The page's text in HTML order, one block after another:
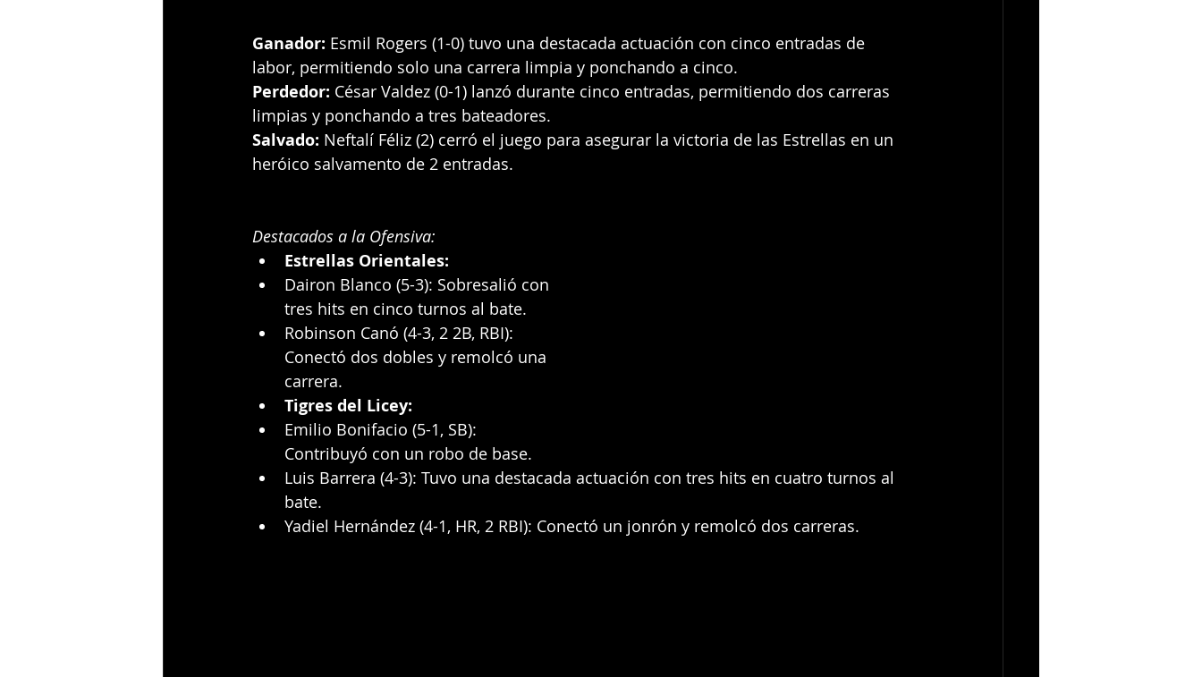
Ganador: Esmil Rogers (1-0) tuvo una destacada actuación con cinco entradas de
labor, permitiendo solo una carrera limpia y ponchando a cinco.
Perdedor: César Valdez (0-1) lanzó durante cinco entradas, permitiendo dos carreras
limpias y ponchando a tres bateadores.
Salvado: Neftalí Féliz (2) cerró el juego para asegurar la victoria de las Estrellas en un
heróico salvamento de 2 entradas.
Destacados a la Ofensiva:
Estrellas Orientales:
Dairon Blanco (5-3): Sobresalió con
tres hits en cinco turnos al bate.
Robinson Canó (4-3, 2 2B, RBI):
Conectó dos dobles y remolcó una
carrera.
Tigres del Licey:
Emilio Bonifacio (5-1, SB):
Contribuyó con un robo de base.
Luis Barrera (4-3): Tuvo una destacada actuación con tres hits en cuatro turnos al
bate.
Yadiel Hernández (4-1, HR, 2 RBI): Conectó un jonrón y remolcó dos carreras.